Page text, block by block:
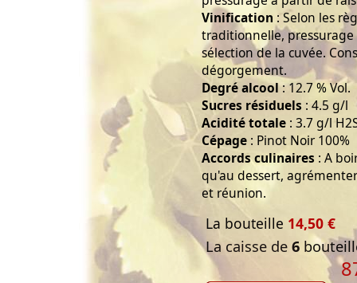
Vinification : Selon les
traditionnelle, pressurage
sélection de la cuvée.
dégorgement.
Degré alcool : 12.7 % Vol.
Sucres résiduels : 4.5 g/l
Acidité totale : 3.7 g/l
Cépage : Pinot Noir 100%
Accords culinaires : A
qu'au dessert,
et réunion.
La bouteille 14,50 €
La caisse de 6